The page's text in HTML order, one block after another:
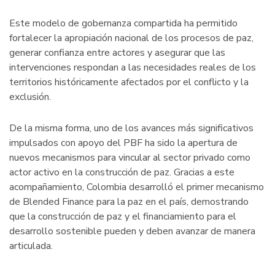
Este modelo de gobernanza compartida ha permitido
fortalecer la apropiación nacional de los procesos de paz,
generar confianza entre actores y asegurar que las
intervenciones respondan a las necesidades reales de los
territorios históricamente afectados por el conflicto y la
exclusión.
De la misma forma, uno de los avances más significativos
impulsados con apoyo del PBF ha sido la apertura de
nuevos mecanismos para vincular al sector privado como
actor activo en la construcción de paz. Gracias a este
acompañamiento, Colombia desarrolló el primer mecanismo
de Blended Finance para la paz en el país, demostrando
que la construcción de paz y el financiamiento para el
desarrollo sostenible pueden y deben avanzar de manera
articulada.